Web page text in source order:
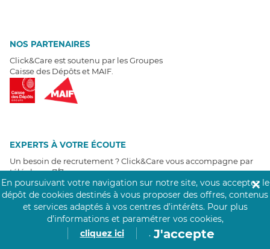
NOS PARTENAIRES
Click&Care est soutenu par les Groupes
Caisse des Dépôts et MAIF.
EXPERTS À VOTRE ÉCOUTE
Un besoin de recrutement ? Click&Care vous accompagne par
téléphone 7/7.
Être rappelé aujourd'hui
MOIGNAGES CLIENTS
En poursuivant votre navigation sur notre site, vous acceptez le
dépôt de cookies destinés à vous proposer des offres, contenus
et services adaptés à vos centres d’intérêts. Pour plus
d’informations et paramétrer vos cookies,
cliquez ici
. J'accepte
✕